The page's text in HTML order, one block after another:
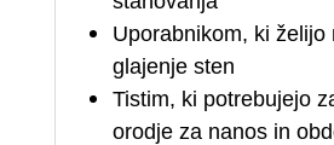
Uporabnikom, ki želijo
glajenje sten
Tistim, ki potrebujejo
orodje za nanos in